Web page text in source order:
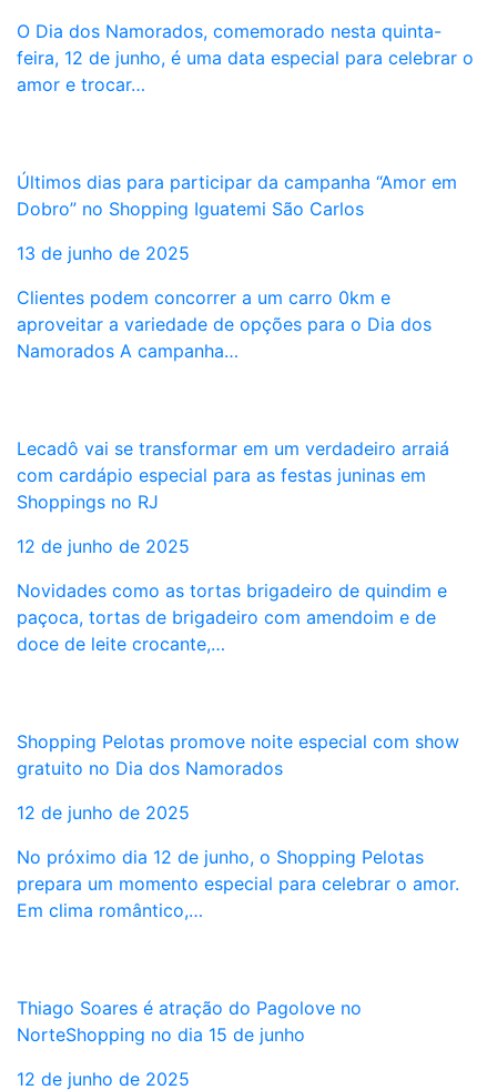
O Dia dos Namorados, comemorado nesta quinta-
feira, 12 de junho, é uma data especial para celebrar o
amor e trocar…
Últimos dias para participar da campanha “Amor em
Dobro” no Shopping Iguatemi São Carlos
13 de junho de 2025
Clientes podem concorrer a um carro 0km e
aproveitar a variedade de opções para o Dia dos
Namorados A campanha…
Lecadô vai se transformar em um verdadeiro arraiá
com cardápio especial para as festas juninas em
Shoppings no RJ
12 de junho de 2025
Novidades como as tortas brigadeiro de quindim e
paçoca, tortas de brigadeiro com amendoim e de
doce de leite crocante,…
Shopping Pelotas promove noite especial com show
gratuito no Dia dos Namorados
12 de junho de 2025
No próximo dia 12 de junho, o Shopping Pelotas
prepara um momento especial para celebrar o amor.
Em clima romântico,…
Thiago Soares é atração do Pagolove no
NorteShopping no dia 15 de junho
12 de junho de 2025